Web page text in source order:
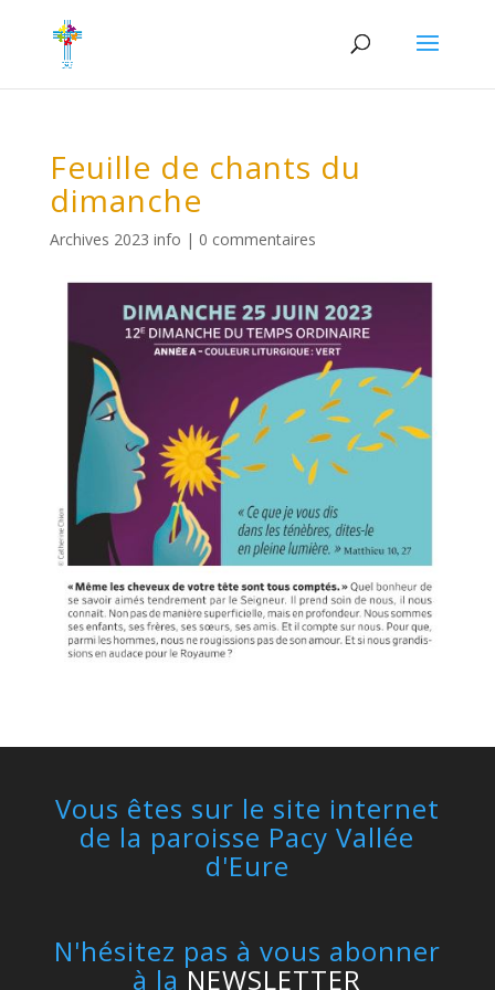
Feuille de chants du
dimanche
Archives 2023 info | 0 commentaires
Vous êtes sur le site internet
de la paroisse Pacy Vallée
d'Eure
N'hésitez pas à vous abonner
à laNEWSLETTER